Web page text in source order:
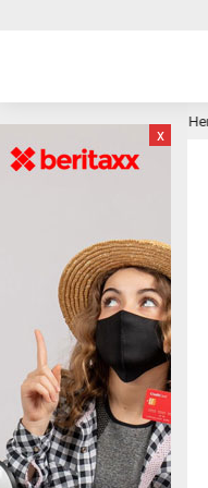
x
saat Hendak Bakar Sampah